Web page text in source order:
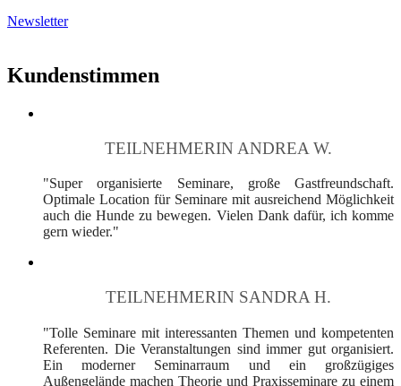
Newsletter
Kundenstimmen
TEILNEHMERIN ANDREA W.
"Super organisierte Seminare, große Gastfreundschaft.
Optimale Location für Seminare mit ausreichend Möglichkeit
auch die Hunde zu bewegen. Vielen Dank dafür, ich komme
gern wieder."
TEILNEHMERIN SANDRA H.
"Tolle Seminare mit interessanten Themen und kompetenten
Referenten. Die Veranstaltungen sind immer gut organisiert.
Ein moderner Seminarraum und ein großzügiges
Außengelände machen Theorie und Praxisseminare zu einem